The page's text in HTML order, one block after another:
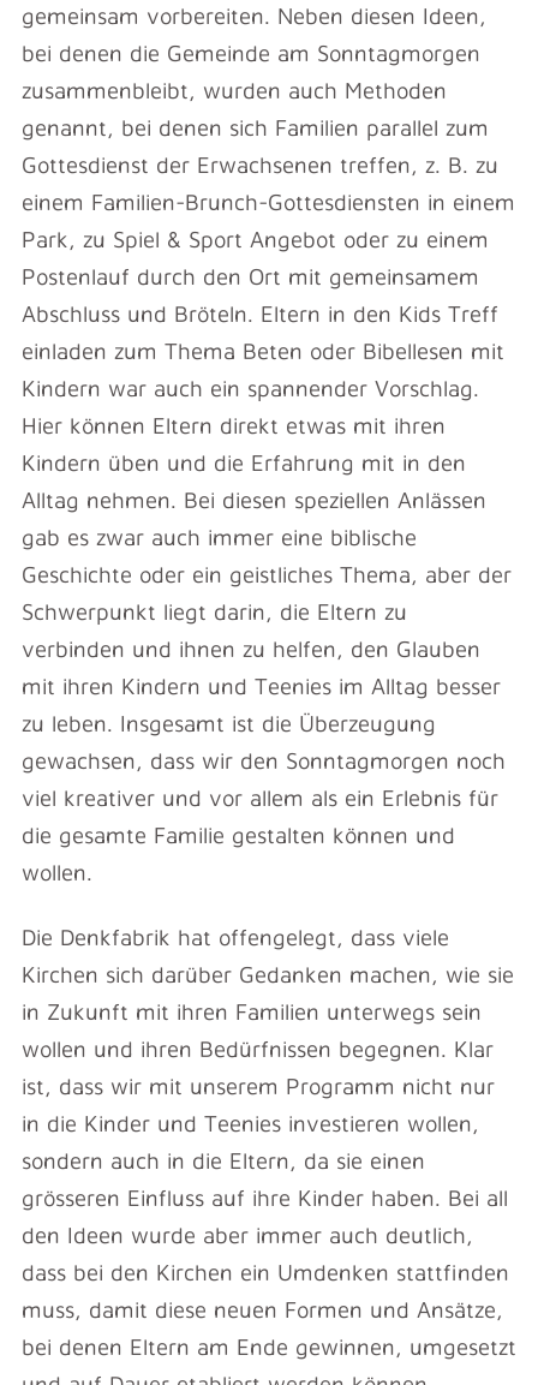
gemeinsam vorbereiten. Neben diesen Ideen,
bei denen die Gemeinde am Sonntagmorgen
zusammenbleibt, wurden auch Methoden
genannt, bei denen sich Familien parallel zum
Gottesdienst der Erwachsenen treffen, z. B. zu
einem Familien-Brunch-Gottesdiensten in einem
Park, zu Spiel & Sport Angebot oder zu einem
Postenlauf durch den Ort mit gemeinsamem
Abschluss und Bröteln. Eltern in den Kids Treff
einladen zum Thema Beten oder Bibellesen mit
Kindern war auch ein spannender Vorschlag.
Hier können Eltern direkt etwas mit ihren
Kindern üben und die Erfahrung mit in den
Alltag nehmen. Bei diesen speziellen Anlässen
gab es zwar auch immer eine biblische
Geschichte oder ein geistliches Thema, aber der
Schwerpunkt liegt darin, die Eltern zu
verbinden und ihnen zu helfen, den Glauben
mit ihren Kindern und Teenies im Alltag besser
zu leben. Insgesamt ist die Überzeugung
gewachsen, dass wir den Sonntagmorgen noch
viel kreativer und vor allem als ein Erlebnis für
die gesamte Familie gestalten können und
wollen.
Die Denkfabrik hat offengelegt, dass viele
Kirchen sich darüber Gedanken machen, wie sie
in Zukunft mit ihren Familien unterwegs sein
wollen und ihren Bedürfnissen begegnen. Klar
ist, dass wir mit unserem Programm nicht nur
in die Kinder und Teenies investieren wollen,
sondern auch in die Eltern, da sie einen
grösseren Einfluss auf ihre Kinder haben. Bei all
den Ideen wurde aber immer auch deutlich,
dass bei den Kirchen ein Umdenken stattfinden
muss, damit diese neuen Formen und Ansätze,
bei denen Eltern am Ende gewinnen, umgesetzt